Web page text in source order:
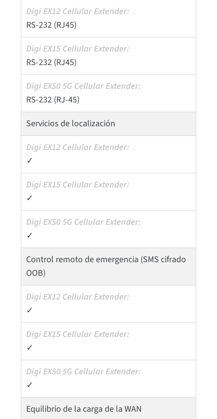
RS-232 (RJ45)
RS-232 (RJ45)
RS-232 (RJ-45)
Servicios de localización
✓
✓
✓
Control remoto de emergencia (SMS cifrado
OOB)
✓
✓
✓
Equilibrio de la carga de la WAN